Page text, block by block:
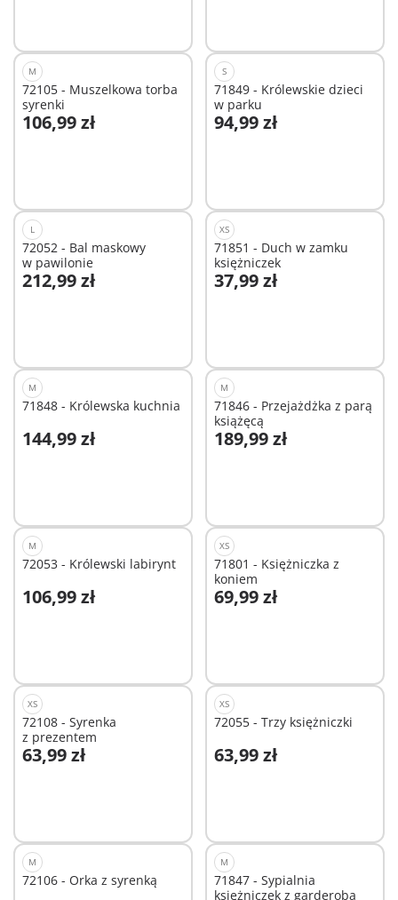
M
72105 - Muszelkowa torba
syrenki
106,99 zł
Dodaj do koszyka
S
71849 - Królewskie dzieci
w parku
94,99 zł
Dodaj do koszyka
L
72052 - Bal maskowy
w pawilonie
212,99 zł
Dodaj do koszyka
XS
71851 - Duch w zamku
księżniczek
37,99 zł
Dodaj do koszyka
M
71848 - Królewska kuchnia
144,99 zł
Dodaj do koszyka
M
71846 - Przejażdżka z parą
książęcą
189,99 zł
Dodaj do koszyka
M
72053 - Królewski labirynt
106,99 zł
Dodaj do koszyka
XS
71801 - Księżniczka z
koniem
69,99 zł
Dodaj do koszyka
XS
72108 - Syrenka
z prezentem
63,99 zł
Dodaj do koszyka
XS
72055 - Trzy księżniczki
63,99 zł
Dodaj do koszyka
M
72106 - Orka z syrenką
M
71847 - Sypialnia
księżniczek z garderobą